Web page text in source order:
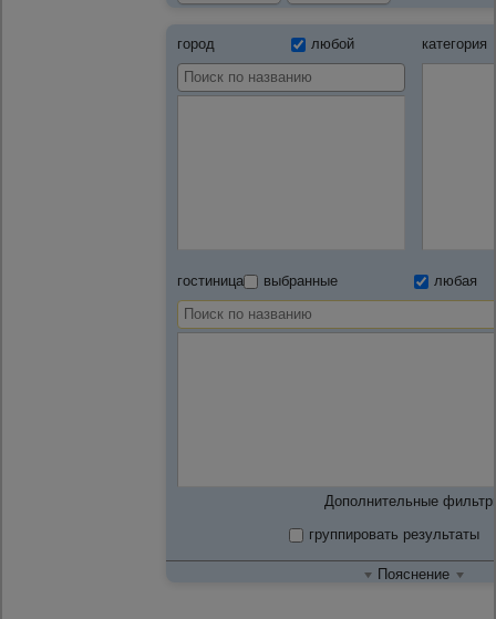
город любой категория
гостиница выбранные любая
Дополнительные
группировать результаты
Пояснение